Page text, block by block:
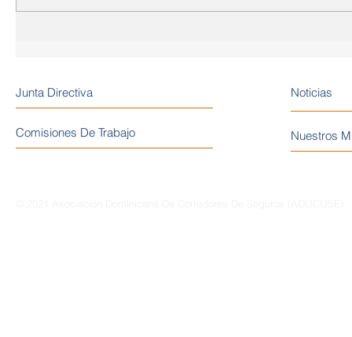
Junta Directiva
Comisiones De Trabajo
Noticias
Nuestros